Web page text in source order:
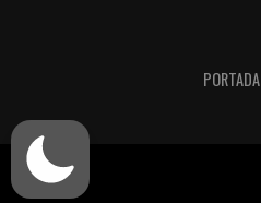
PORTADA